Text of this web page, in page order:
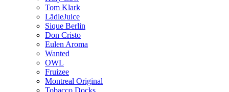
Tom Klark
LädleJuice
Sique Berlin
Don Cristo
Eulen Aroma
Wanted
OWL
Fruizee
Montreal Original
Tobacco Docks